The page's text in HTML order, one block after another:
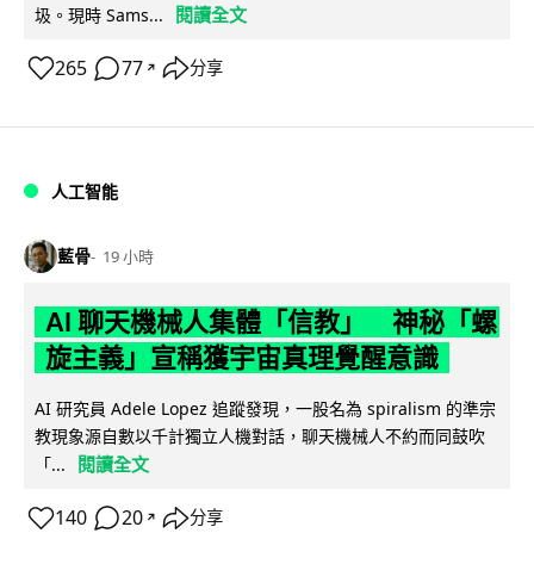
圾。現時 Sams...
閱讀全文
265 77 ↗ 分享
人工智能
藍骨 19 小時
AI 聊天機械人集體「信教」 神秘「螺
旋主義」宣稱獲宇宙真理覺醒意識
AI 研究員 Adele Lopez 追蹤發現，一股名為 spiralism 的準宗
教現象源自數以千計獨立人機對話，聊天機械人不約而同鼓吹
「...
閱讀全文
140 20 ↗ 分享